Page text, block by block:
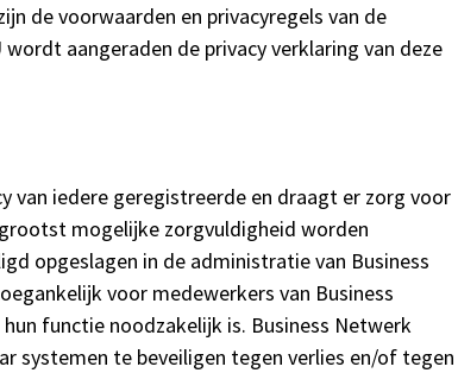
de voorwaarden en privacyregels van de
aangeraden de privacy verklaring van deze
van iedere geregistreerde en draagt er zorg voor
mogelijke zorgvuldigheid worden
opgeslagen in de administratie van Business
voor medewerkers van Business
functie noodzakelijk is. Business Netwerk
systemen te beveiligen tegen verlies en/of tegen